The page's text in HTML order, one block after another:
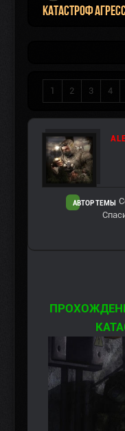
катастроф
1 2 3 4
АВТОР ТЕМЫ